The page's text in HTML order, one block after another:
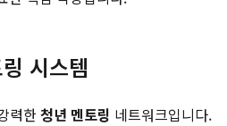
시스템
력한청년 멘토링 네트워크입니다.